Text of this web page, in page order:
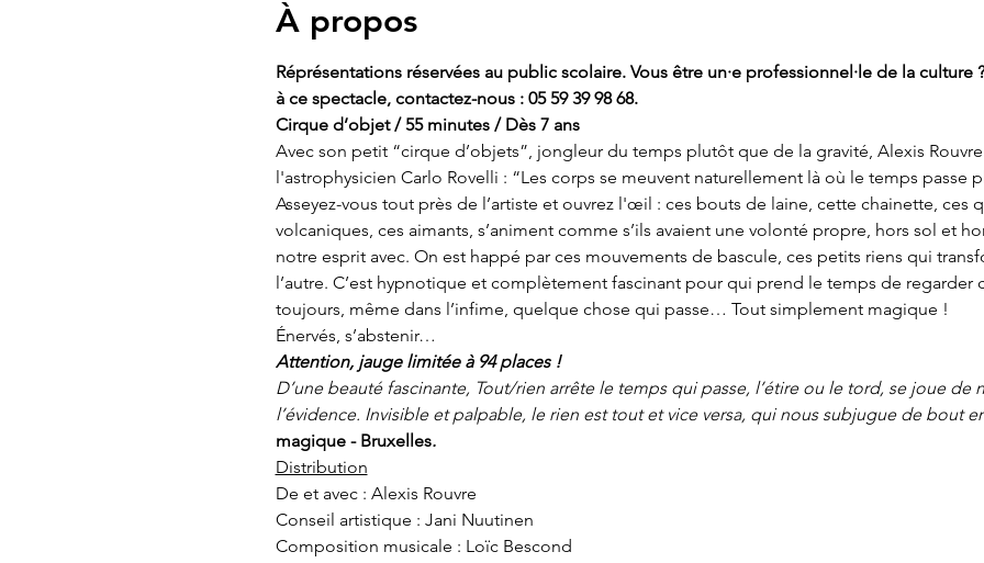
À propos
Réprésentations réservées au public scolaire. Vous être un·e professionnel·le de la culture
à ce spectacle, contactez-nous : 05 59 39 98 68.
Cirque d’objet / 55 minutes / Dès 7 ans
Avec son petit “cirque d’objets”, jongleur du temps plutôt que de la gravité, Alexis Rouvre
l'astrophysicien Carlo Rovelli : “Les corps se meuvent naturellement là où le temps passe
Asseyez-vous tout près de l’artiste et ouvrez l'œil : ces bouts de laine, cette chainette, ces
volcaniques, ces aimants, s’animent comme s’ils avaient une volonté propre, hors sol et
notre esprit avec. On est happé par ces mouvements de bascule, ces petits riens qui
l’autre. C’est hypnotique et complètement fascinant pour qui prend le temps de regarder
toujours, même dans l’infime, quelque chose qui passe… Tout simplement magique !
Énervés, s’abstenir…
Attention, jauge limitée à 94 places !
D’une beauté fascinante, Tout/rien arrête le temps qui passe, l’étire ou le tord, se joue de
l’évidence. Invisible et palpable, le rien est tout et vice versa, qui nous subjugue de bout
magique - Bruxelles.
Distribution
De et avec : Alexis Rouvre
Conseil artistique : Jani Nuutinen
Composition musicale : Loïc Bescond